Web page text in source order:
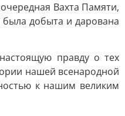
Вахта Памяти,
добыта и дарована
правду о тех
нашей всенародной
к нашим великим